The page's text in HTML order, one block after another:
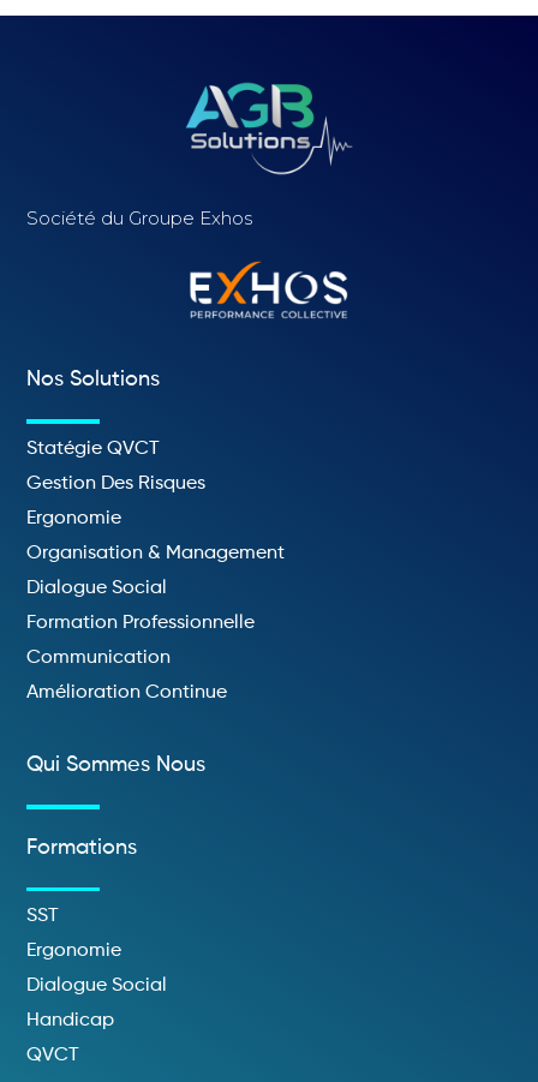
Société du Groupe Exhos
Nos Solutions
Statégie QVCT
Gestion Des Risques
Ergonomie
Organisation & Management
Dialogue Social
Formation Professionnelle
Communication
Amélioration Continue
Qui Sommes Nous
Formations
SST
Ergonomie
Dialogue Social
Handicap
QVCT